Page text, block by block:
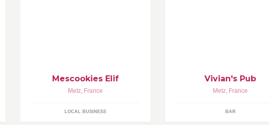
Mescookies Elif
Metz, France
LOCAL BUSINESS
Vivian's Pub
Metz, France
BAR